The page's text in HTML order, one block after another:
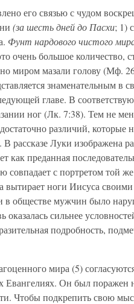
его связью с чудом
(за шесть дней до Пасхи; 1)
Фунт нардового чистого
очень большое количество,
миром мазали голову (Мф.
знаменательным в
главе. В
ног (Лк. 7:38). Тем не
различий, которые
рассказе Луки изображена
как преданная
совпадает с портретом той
ноги Иисуса своими
обществе мужчин было
сильнее
подробность,
мира (5)
Евангелиях. Он был поражен
Чтобы подкрепить свою